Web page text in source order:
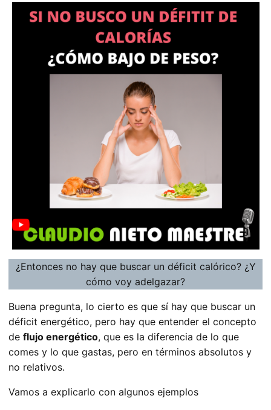
¿Entonces no hay que buscar un déficit calórico? ¿Y
cómo voy adelgazar?
Buena pregunta, lo cierto es que sí hay que buscar un
déficit energético, pero hay que entender el concepto
de flujo energético, que es la diferencia de lo que
comes y lo que gastas, pero en términos absolutos y
no relativos.
Vamos a explicarlo con algunos ejemplos